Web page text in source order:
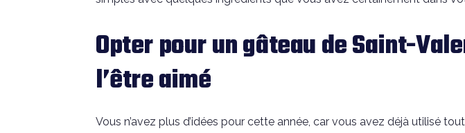
Opter pour un gâteau de Saint-
l’être aimé
Vous n’avez plus d’idées pour cette année, car vous avez déjà utilisé